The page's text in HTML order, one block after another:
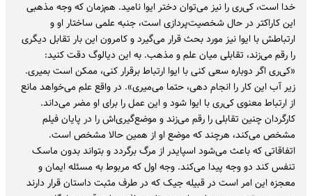
خدا است، کی‌ری را نیز می‌توان دختر ایوا نامید. هم‌زمان که وجه مذهبی
این کاراکتر در حال شخصیت‌پردازی است، جنبه علمی ساختار او و
ارتباطش با ایوا نیز مورد بحث قرار می‌گیرد و کامرون این بار تقابل دیگری
را رقم می‌زند، تقابلی میان علم و مذهب. به این دیالوگ دقت کنید:
«کی‌ری اگر دوباره سعی کنی با ایوا ارتباط برقرار کنی، ممکن است بمیری.
زیر آب این کار را انجام دهی، حتما می‌میری». در واقع علم می‌خواهد مانع
از ارتباط معنوی کی‌ری با ایوا شود و این عمل را برای او مضر می‌داند.
کارگردان چنین تقابلی را رقم می‌زند و موضع‌گیری‌اش را در پایان فیلم
مشخص می‌کند، هرچند که موضع او از همین حالا مشخص است.
اتفاقاتی که باعث می‌شود اسپایدر از مرگ برگردد و بتواند بدون ماسک
تنفس کند دو وجه پیدا می‌کند. وجه اول که مربوط به مسئله ایمان و
معجزه این امر است در قبیله جیک که در طرف مثبت داستان قرار دارند